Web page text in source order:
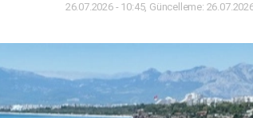
26.07.2026 - 10:45, Güncelleme: